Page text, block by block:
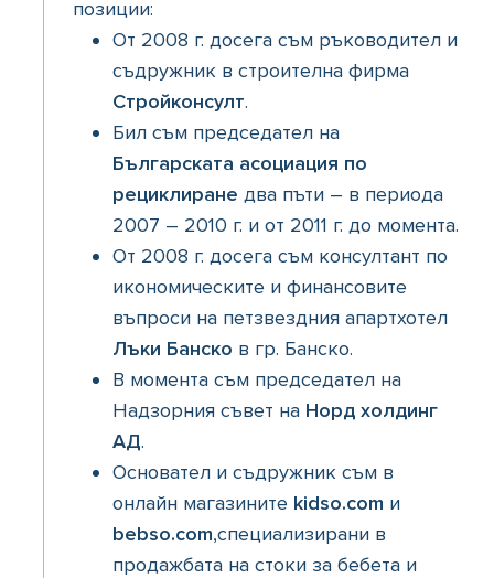
позиции:
От 2008 г. досега съм ръководител и
съдружник в строителна фирма
Стройконсулт.
Бил съм председател на
Българската асоциация по
рециклиране два пъти – в периода
2007 – 2010 г. и от 2011 г. до момента.
От 2008 г. досега съм консултант по
икономическите и финансовите
въпроси на петзвездния апартхотел
Лъки Банско в гр. Банско.
В момента съм председател на
Надзорния съвет на Норд холдинг
АД.
Основател и съдружник съм в
онлайн магазините kidso.com и
bebso.com,специализирани в
продажбата на стоки за бебета и